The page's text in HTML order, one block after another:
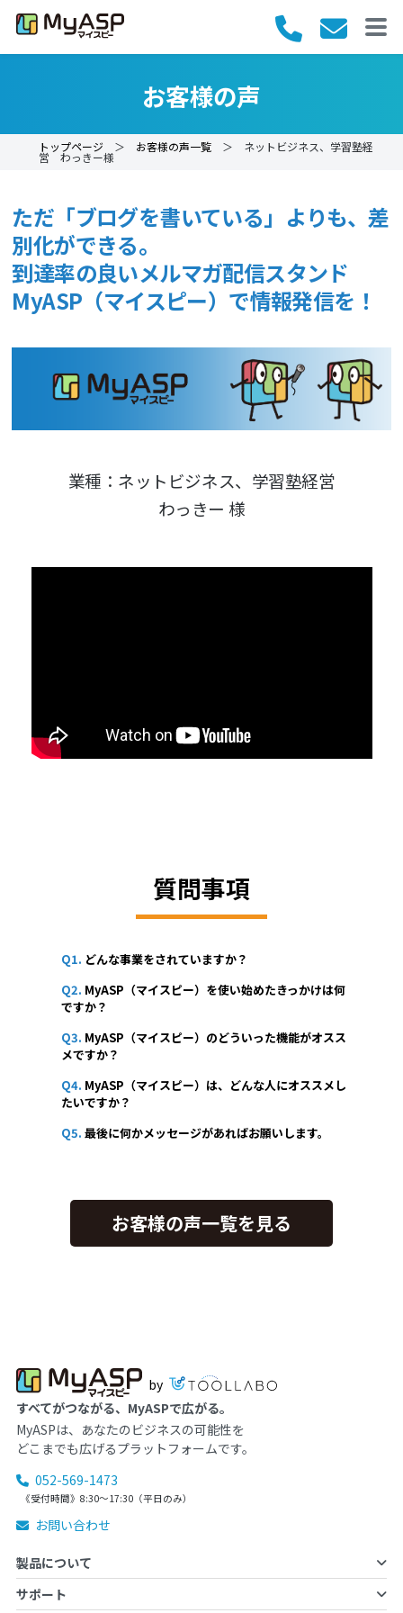
お客様の声
トップページ ＞ お客様の声一覧 ＞ ネットビジネス、学習塾経
営 わっきー様
ただ「ブログを書いている」よりも、差
別化ができる。
到達率の良いメルマガ配信スタンド
MyASP（マイスピー）で情報発信を！
業種：ネットビジネス、学習塾経営
わっきー 様
質問事項
Q1. どんな事業をされていますか？
Q2. MyASP（マイスピー）を使い始めたきっかけは何
ですか？
Q3. MyASP（マイスピー）のどういった機能がオスス
メですか？
Q4. MyASP（マイスピー）は、どんな人にオススメし
たいですか？
Q5. 最後に何かメッセージがあればお願いします。
お客様の声一覧を見る
by
すべてがつながる、MyASPで広がる。
MyASPは、あなたのビジネスの可能性を
どこまでも広げるプラットフォームです。
052-569-1473
《受付時間》8:30～17:30（平日のみ）
お問い合わせ
製品について
サポート